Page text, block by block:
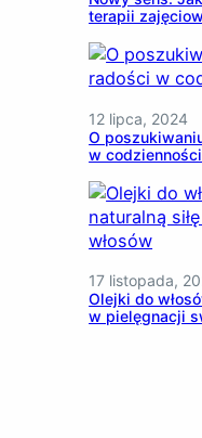
terapii
12 lipca, 2024
O
w codzienności
17 listopada,
Olejki do
w pielęgnacji